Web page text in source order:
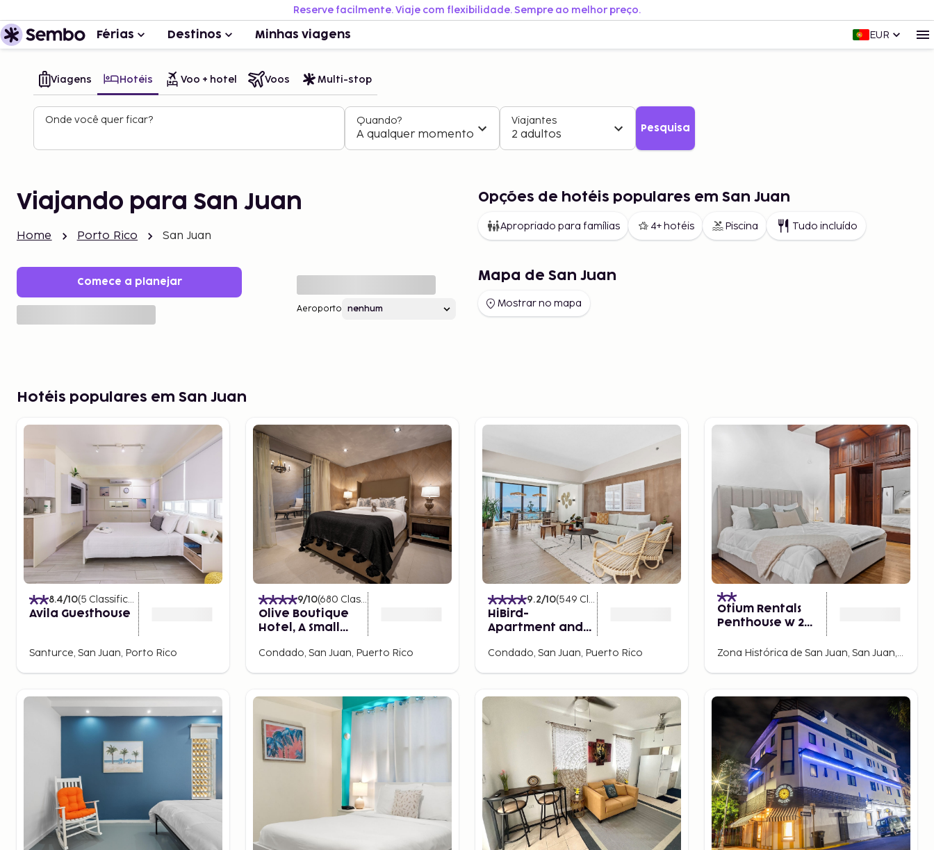
Reserve facilmente. Viaje com flexibilidade. Sempre ao melhor preço.
Férias Destinos Minhas viagens EUR
Viagens Hotéis Voo + hotel Voos Multi-stop
Onde você quer ficar? Quando?
A qualquer momento
Viajantes
2 adultos Pesquisa
Viajando para San Juan
Home Porto Rico San Juan
Comece a planejar
Aeroporto
Opções de hotéis populares em San Juan
Apropriado para famílias 4+ hotéis Piscina Tudo incluído
Mapa de San Juan
Mostrar no mapa
Hotéis populares em San Juan
8.4/10(5 Classificações
Avila Guesthouse
Santurce, San Juan, Porto Rico
9/10(680 Classificações
Olive Boutique
Hotel, A Small
the World (Adults
Condado, San Juan, Puerto Rico
9.2/10(549 Classificações
HiBird-
Apartment and
Condado, San Juan, Puerto Rico
Otium Rentals
Penthouse w 2
Zona Histórica de San Juan, San Juan, Porto Rico